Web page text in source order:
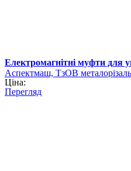
Електромагнітні муфти для
Аспектмаш, ТзОВ
Ціна:
Перегляд